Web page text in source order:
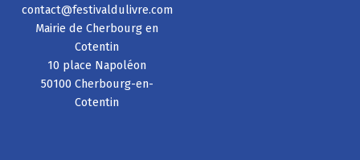
contact@festivaldulivre.com
Mairie de Cherbourg en
Cotentin
10 place Napoléon
50100 Cherbourg-en-
Cotentin